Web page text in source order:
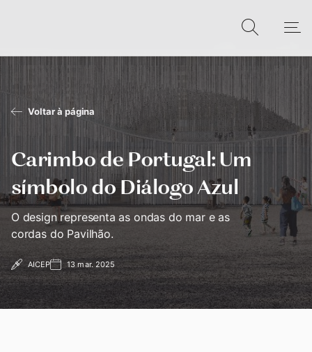
Voltar à página
Carimbo de Portugal: Um
símbolo do Diálogo Azul
O design representa as ondas do mar e as
cordas do Pavilhão.
AICEP 13 mar. 2025